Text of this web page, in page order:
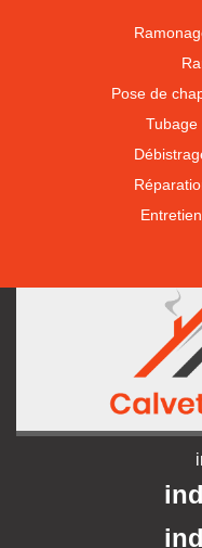
Pose de
Tubage